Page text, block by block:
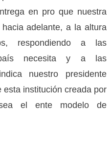
en pro que nuestra
adelante, a la altura
respondiendo a las
necesita y a las
nuestro presidente
esta institución creada por
el ente modelo de